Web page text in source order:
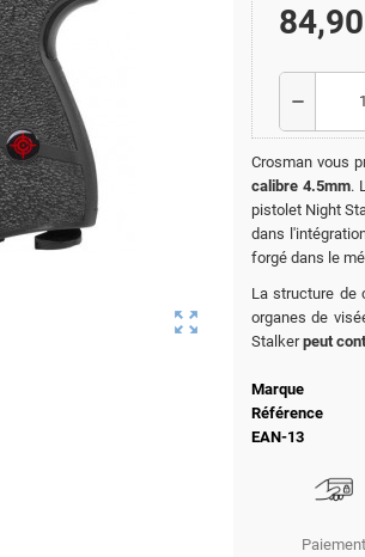
zoom_out_map
remove
Crosman vous
calibre 4.5mm.
pistolet Night
dans
forgé dans le
La structure de
organes de
Stalkerpeut
Marque
Référence
EAN-13
Paiement